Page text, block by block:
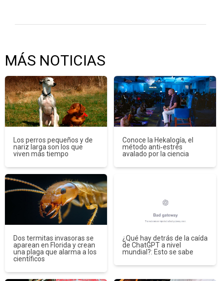
MÁS NOTICIAS
Los perros pequeños y de
nariz larga son los que
viven más tiempo
Conoce la Hekalogía, el
método anti‑estrés
avalado por la ciencia
Dos termitas invasoras se
aparean en Florida y crean
una plaga que alarma a los
científicos
¿Qué hay detrás de la caída
de ChatGPT a nivel
mundial?: Esto se sabe